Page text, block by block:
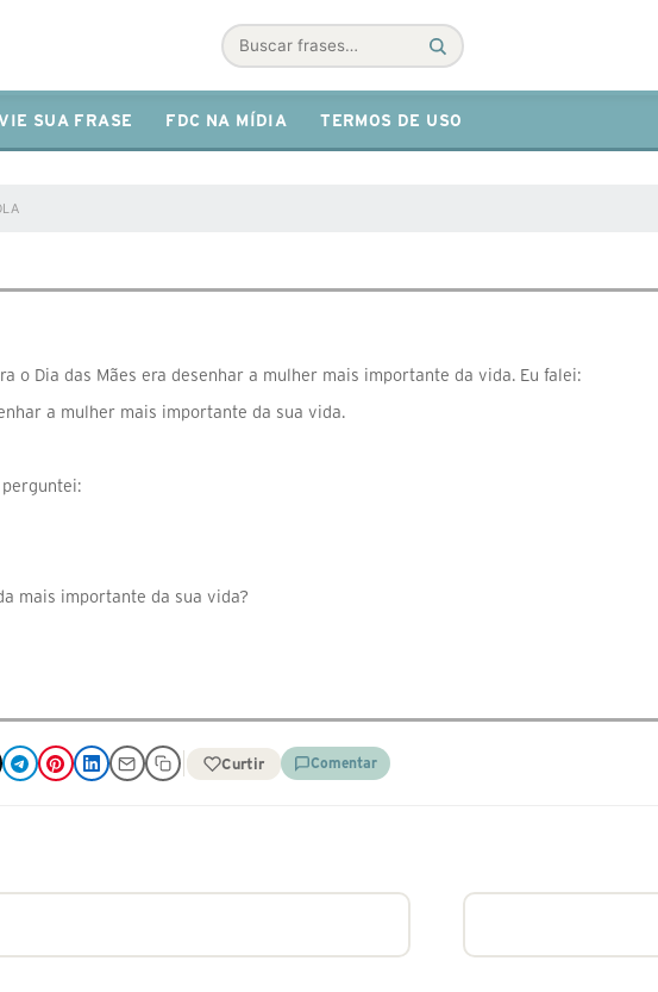
Buscar
SUA FRASE FDC NA MÍDIA TERMOS DE USO
o Dia das Mães era desenhar a mulher mais importante da vida. Eu falei:
a mulher mais importante da sua vida.
perguntei:
mais importante da sua vida?
Curtir Comentar